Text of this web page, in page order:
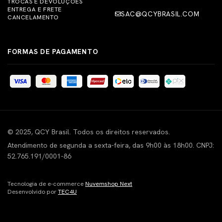
ENTREGA E FRETE
CANCELAMENTO
SAC@QCYBRASIL.COM
FORMAS DE PAGAMENTO
© 2025, QCY Brasil. Todos os direitos reservados.
Atendimento de segunda a sexta-feira, das 9h00 às 18h00. CNPJ:
52.765.191/0001-86
Tecnologia de e-commerceNuvemshop Next
Desenvolvido porTEC4U